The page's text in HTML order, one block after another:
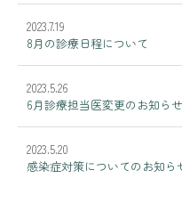
2023.7.19
8月の診療日程について
2023.5.26
6月診療担当医変更のお知らせ
2023.5.20
感染症対策についてのお知ら